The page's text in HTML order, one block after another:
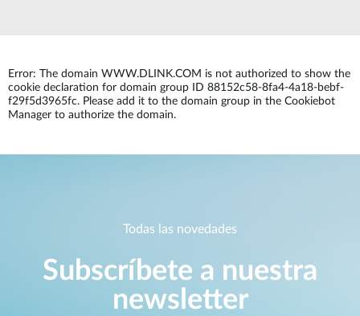
Error: The domain WWW.DLINK.COM is not authorized to show the
cookie declaration for domain group ID 88152c58-8fa4-4a18-bebf-
f29f5d3965fc. Please add it to the domain group in the Cookiebot
Manager to authorize the domain.
Todas las novedades
Subscríbete a nuestra
newsletter